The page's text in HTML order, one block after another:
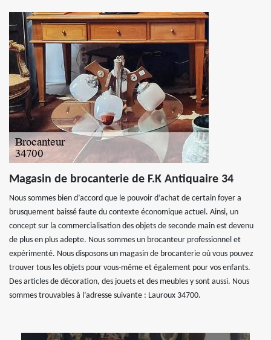
Magasin de brocanterie de F.K Antiquaire 34
Nous sommes bien d’accord que le pouvoir d’achat de certain foyer a
brusquement baissé faute du contexte économique actuel. Ainsi, un
concept sur la commercialisation des objets de seconde main est devenu
de plus en plus adepte. Nous sommes un brocanteur professionnel et
expérimenté. Nous disposons un magasin de brocanterie où vous pouvez
trouver tous les objets pour vous-même et également pour vos enfants.
Des articles de décoration, des jouets et des meubles y sont aussi. Nous
sommes trouvables à l’adresse suivante : Lauroux 34700.